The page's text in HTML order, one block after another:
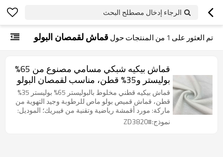
الرجاء إدخال مصطلح البحث
تم العثور على 1 من المنتجات حول قماش لقمصان البولو
قماش بيكيه شبكي مسامي مصنوع من 65%
بوليستر و35% قطن، مناسب لقمصان البولو
والتيشيرتات.
قماش بيكيه قطني مخلوط بالبوليستر 65% بوليستر 35%
قطن، قماش قميص بولو ماص للرطوبة وجيد التهوية من
ماركة: مورد أقمشة رياضية وتقنية من فيبريك؛ الموديل:
نموذج:#ZD3820